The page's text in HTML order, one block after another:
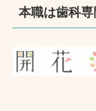
本職は歯科